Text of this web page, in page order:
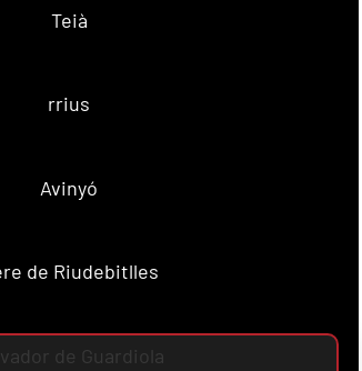
Teià
rrius
Avinyó
de Riudebitlles
de Guardiola